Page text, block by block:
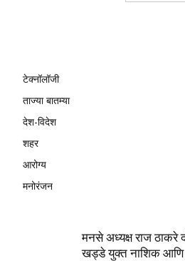
टेक्नॉलॉजी
ताज्या बातम्या
देश-विदेश
शहर
आरोग्य
मनोरंजन
मनसे अध्यक्ष राज ठाकरे
खड्डे युक्त नाशिक आणि